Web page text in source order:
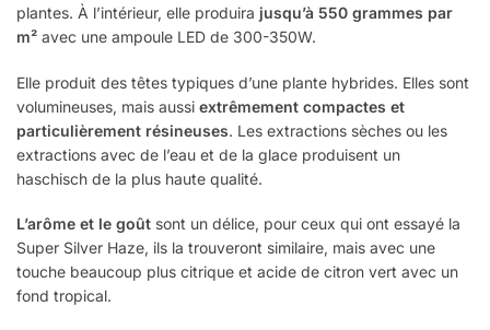
plantes. À l’intérieur, elle produira jusqu’à 550 grammes par
m² avec une ampoule LED de 300-350W.
Elle produit des têtes typiques d’une plante hybrides. Elles sont
volumineuses, mais aussi extrêmement compactes et
particulièrement résineuses. Les extractions sèches ou les
extractions avec de l’eau et de la glace produisent un
haschisch de la plus haute qualité.
L’arôme et le goût sont un délice, pour ceux qui ont essayé la
Super Silver Haze, ils la trouveront similaire, mais avec une
touche beaucoup plus citrique et acide de citron vert avec un
fond tropical.